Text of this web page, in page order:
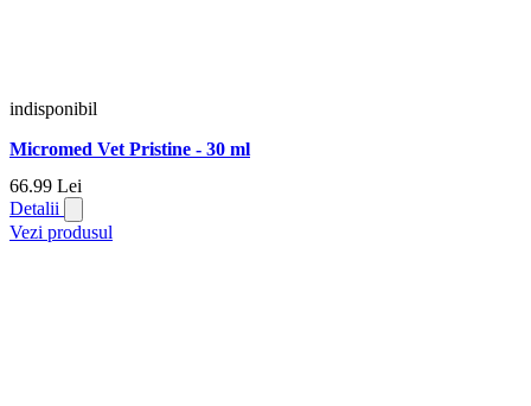
indisponibil
Micromed Vet Pristine - 30 ml
66.99 Lei
Detalii
Vezi produsul